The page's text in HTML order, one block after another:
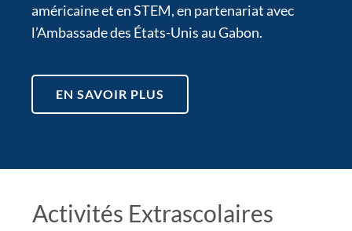
américaine et en STEM, en partenariat avec
l’Ambassade des États-Unis au Gabon.
EN SAVOIR PLUS
Activités Extrascolaires